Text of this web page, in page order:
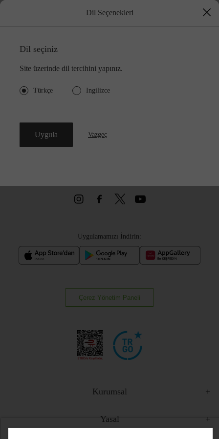
Dil Seçenekleri
Dil seçiniz
Site üzerinde dil tercihini yapınız.
Türkçe Ingilizce
Uygula Vazgeç
Müşteri Hizmetleri
Uygulamamızı İndirin:
Çerez Yönetim Paneli
Kurumsal
Yasal